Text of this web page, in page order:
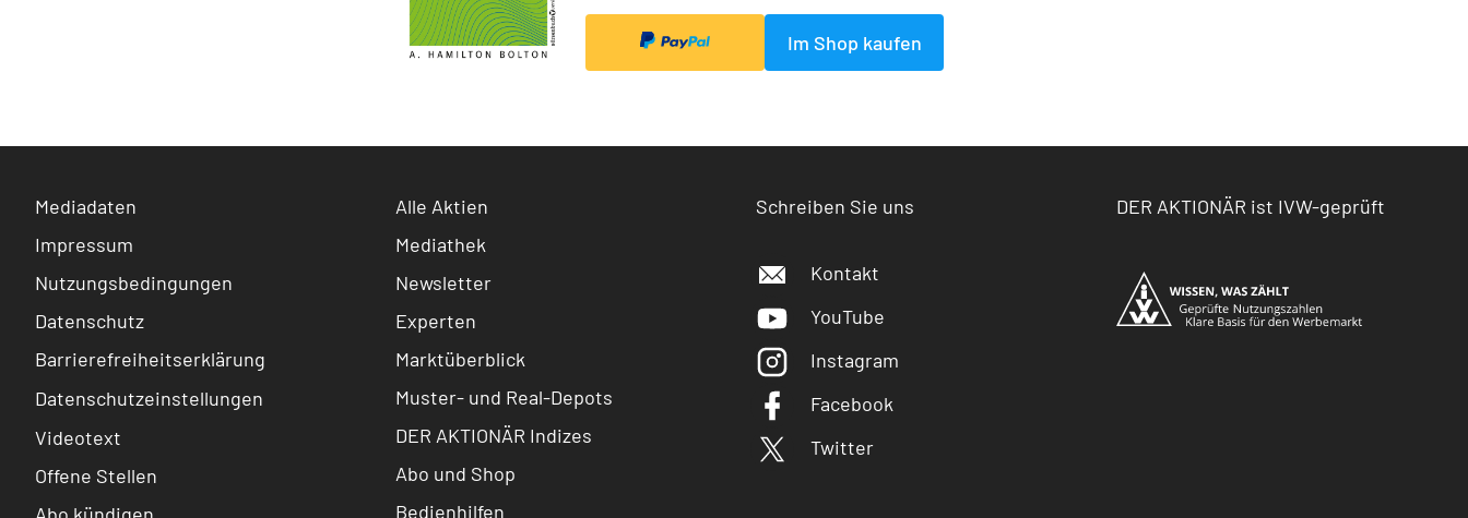
Im Shop kaufen
Mediadaten
Impressum
Nutzungsbedingungen
Datenschutz
Barrierefreiheitserklärung
Datenschutzeinstellungen
Videotext
Offene Stellen
Abo kündigen
Alle Aktien
Mediathek
Newsletter
Experten
Marktüberblick
Muster- und Real-Depots
DER AKTIONÄR Indizes
Abo und Shop
Bedienhilfen
Schreiben Sie uns
Kontakt
YouTube
Instagram
Facebook
Twitter
DER AKTIONÄR ist IVW-geprüft